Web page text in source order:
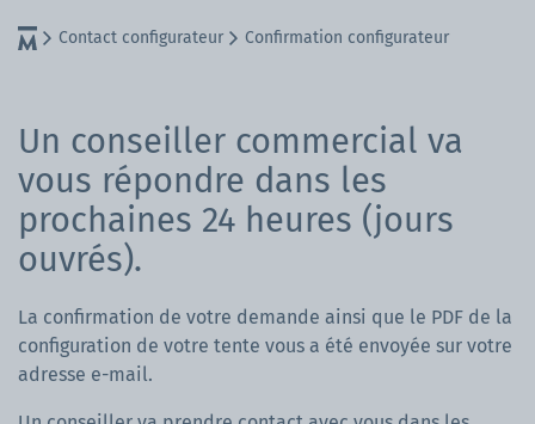
Contact configurateur Confirmation configurateur
Un conseiller commercial va
vous répondre dans les
prochaines 24 heures (jours
ouvrés).
La confirmation de votre demande ainsi que le PDF de la
configuration de votre tente vous a été envoyée sur votre
adresse e-mail.